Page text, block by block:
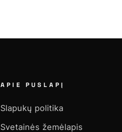
APIE PUSLAPĮ
Slapukų politika
Svetainės žemėlapis